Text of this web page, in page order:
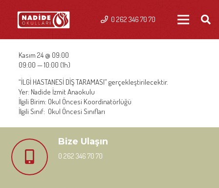
0 262 346 70 70
“İLGİ HASTANESİ DİŞ TARAMASI” gerçekleştirilecektir.
Yer: Nadide İzmit Anaokulu
İlgili Birim: Okul Öncesi Koordinatörlüğü
İlgili Sınıf: Okul Öncesi Sınıfları
Kasım 24 @ 09:00
09:00 — 10:00 (1h)
Bize Ulaşın
0 262 346 70 70